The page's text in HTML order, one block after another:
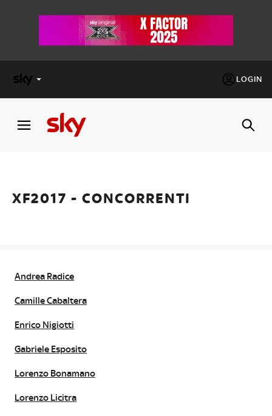
LOGIN
FACTOR
NOW
XF2017 - CONCORRENTI
Andrea Radice
Camille Cabaltera
Enrico Nigiotti
Gabriele Esposito
Lorenzo Bonamano
Lorenzo Licitra